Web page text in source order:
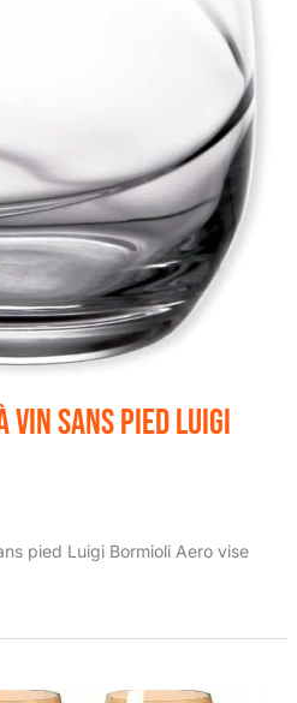
Vin Sans Pied Luigi
pied Luigi Bormioli Aero vise